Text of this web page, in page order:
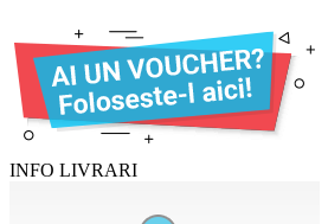
INFO LIVRARI